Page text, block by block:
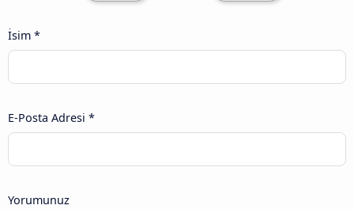
İsim *
E-Posta Adresi *
Yorumunuz